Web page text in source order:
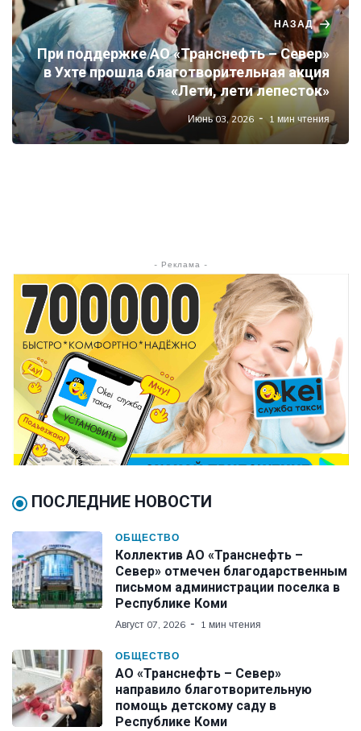
НАЗАД
При поддержке АО «Транснефть – Север»
в Ухте прошла благотворительная акция
«Лети, лети лепесток»
Июнь 03, 2026 1 мин чтения
- Реклама -
ПОСЛЕДНИЕ НОВОСТИ
ОБЩЕСТВО
Коллектив АО «Транснефть –
Север» отмечен благодарственным
письмом администрации поселка в
Республике Коми
Август 07, 2026 1 мин чтения
ОБЩЕСТВО
АО «Транснефть – Север»
направило благотворительную
помощь детскому саду в
Республике Коми